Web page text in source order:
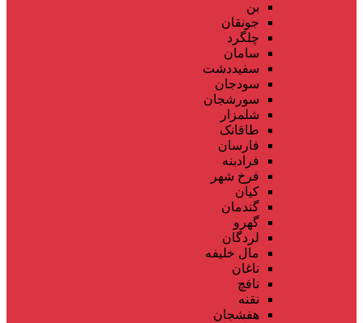
بن
جونقان
چلگرد
سامان
سفیددشت
سودجان
سورشجان
شلمزار
طاقانک
فارسان
فرادبنه
فرخ شهر
کیان
گندمان
گهرو
لردگان
مال خلیفه
ناغان
نافچ
نقنه
هفشجان